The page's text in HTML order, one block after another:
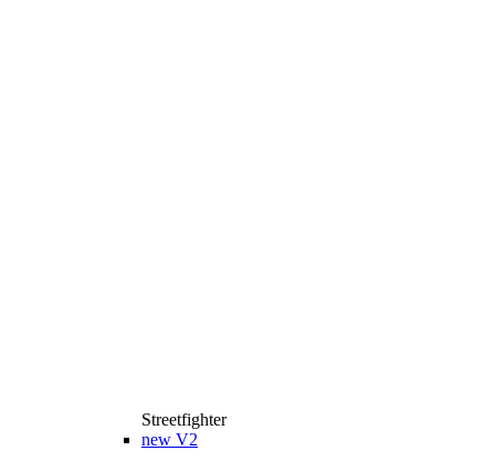
Streetfighter
new V2